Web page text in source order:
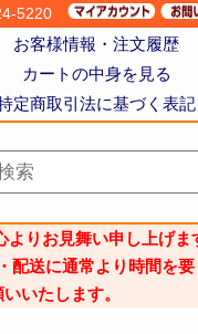
5220
お客様情報・注文履歴
カートの中身を見る
定商取引法に基づく表記
りお見舞い申し上げま
送に通常より時間を要
いたします。